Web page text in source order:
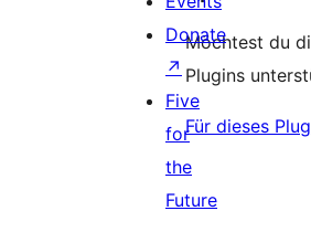
Möchtest du
Plugins
Für dieses
Donate
↗
Five
for
the
Future